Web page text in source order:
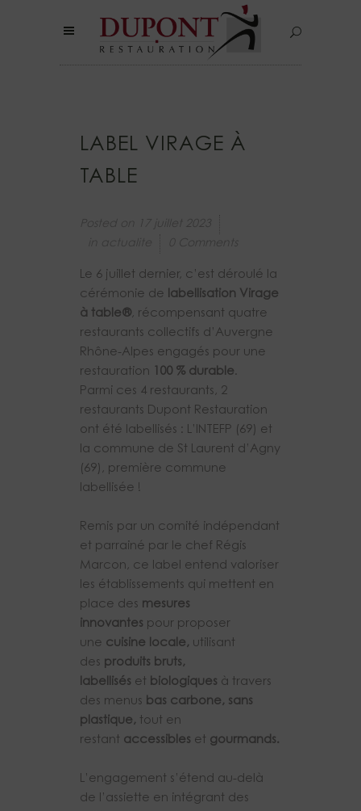
LABEL VIRAGE À
TABLE
17 juillet 2023
Le 6 juillet dernier, c’est déroulé la
cérémonie de labellisation Virage
à table®, récompensant quatre
restaurants collectifs d’Auvergne
Rhône-Alpes engagés pour une
restauration 100 % durable.
Parmi ces 4 restaurants, 2
restaurants Dupont Restauration
ont été labellisés : L’INTEFP (69) et
la commune de St Laurent d’Agny
(69), première commune
labellisée !
Remis par un comité indépendant
et parrainé par le chef Régis
Marcon, ce label entend valoriser
les établissements qui mettent en
place des mesures
innovantes pour proposer
une cuisine locale, utilisant
des produits bruts,
labellisés et biologiques à travers
des menus bas carbone, sans
plastique, tout en
restant accessibles et gourmands.
L’engagement s’étend au-delà
de l’assiette en intégrant des